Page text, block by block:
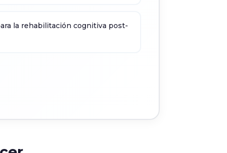
la rehabilitación cognitiva post-